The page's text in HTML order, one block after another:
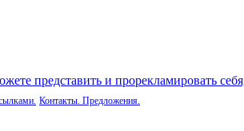
представить и прорекламировать
Контакты. Предложения.